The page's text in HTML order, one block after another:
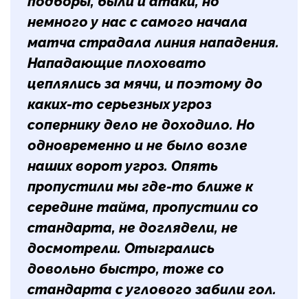
немного у нас с самого начала
матча страдала линия нападения.
Нападающие плоховато
цеплялись за мячи, и поэтому до
каких-то серьезных угроз
сопернику дело не доходило. Но
одновременно и не было возле
наших ворот угроз. Опять
пропустили мы где-то ближе к
середине тайма, пропустили со
стандарта, не доглядели, не
досмотрели. Отыгрались
довольно быстро, тоже со
стандарта с углового забили гол.